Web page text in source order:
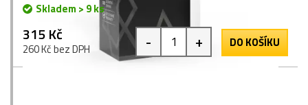
Skladem > 9 ks
315 Kč
260 Kč bez DPH - + DO KOŠÍKU